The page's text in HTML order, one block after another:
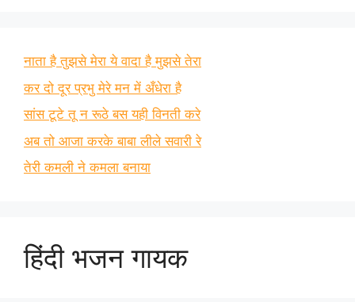
नाता है तुझसे मेरा ये वादा है मुझसे तेरा
कर दो दूर प्रभु मेरे मन में अँधेरा है
सांस टूटे तू न रूठे बस यही विनती करे
अब तो आजा करके बाबा लीले सवारी रे
तेरी कमली ने कमला बनाया
हिंदी भजन गायक